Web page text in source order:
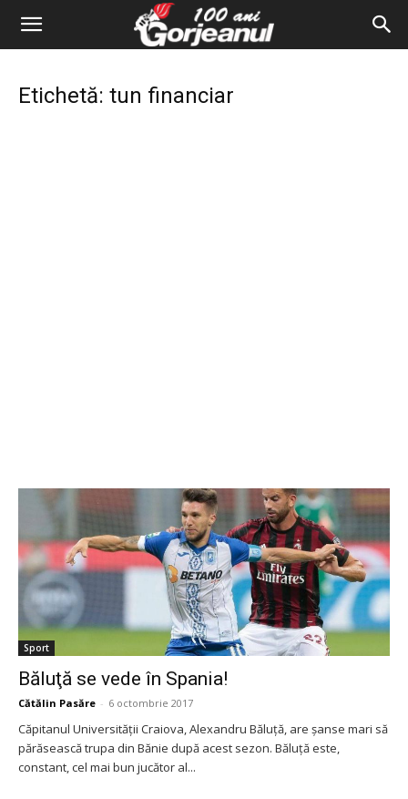
Etichetă: tun financiar
Sport
Băluţă se vede în Spania!
Cătălin Pasăre - 6 octombrie 2017
Căpitanul Universităţii Craiova, Alexandru Băluţă, are şanse mari să
părăsească trupa din Bănie după acest sezon. Băluţă este,
constant, cel mai bun jucător al...